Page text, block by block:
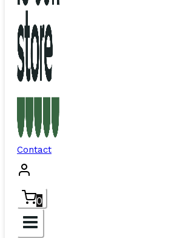
Contact
0